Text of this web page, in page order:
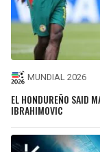
MUNDIAL 2026
EL HONDUREÑO SAID
IBRAHIMOVIC